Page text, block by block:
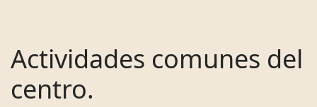
Actividades comunes del
centro.